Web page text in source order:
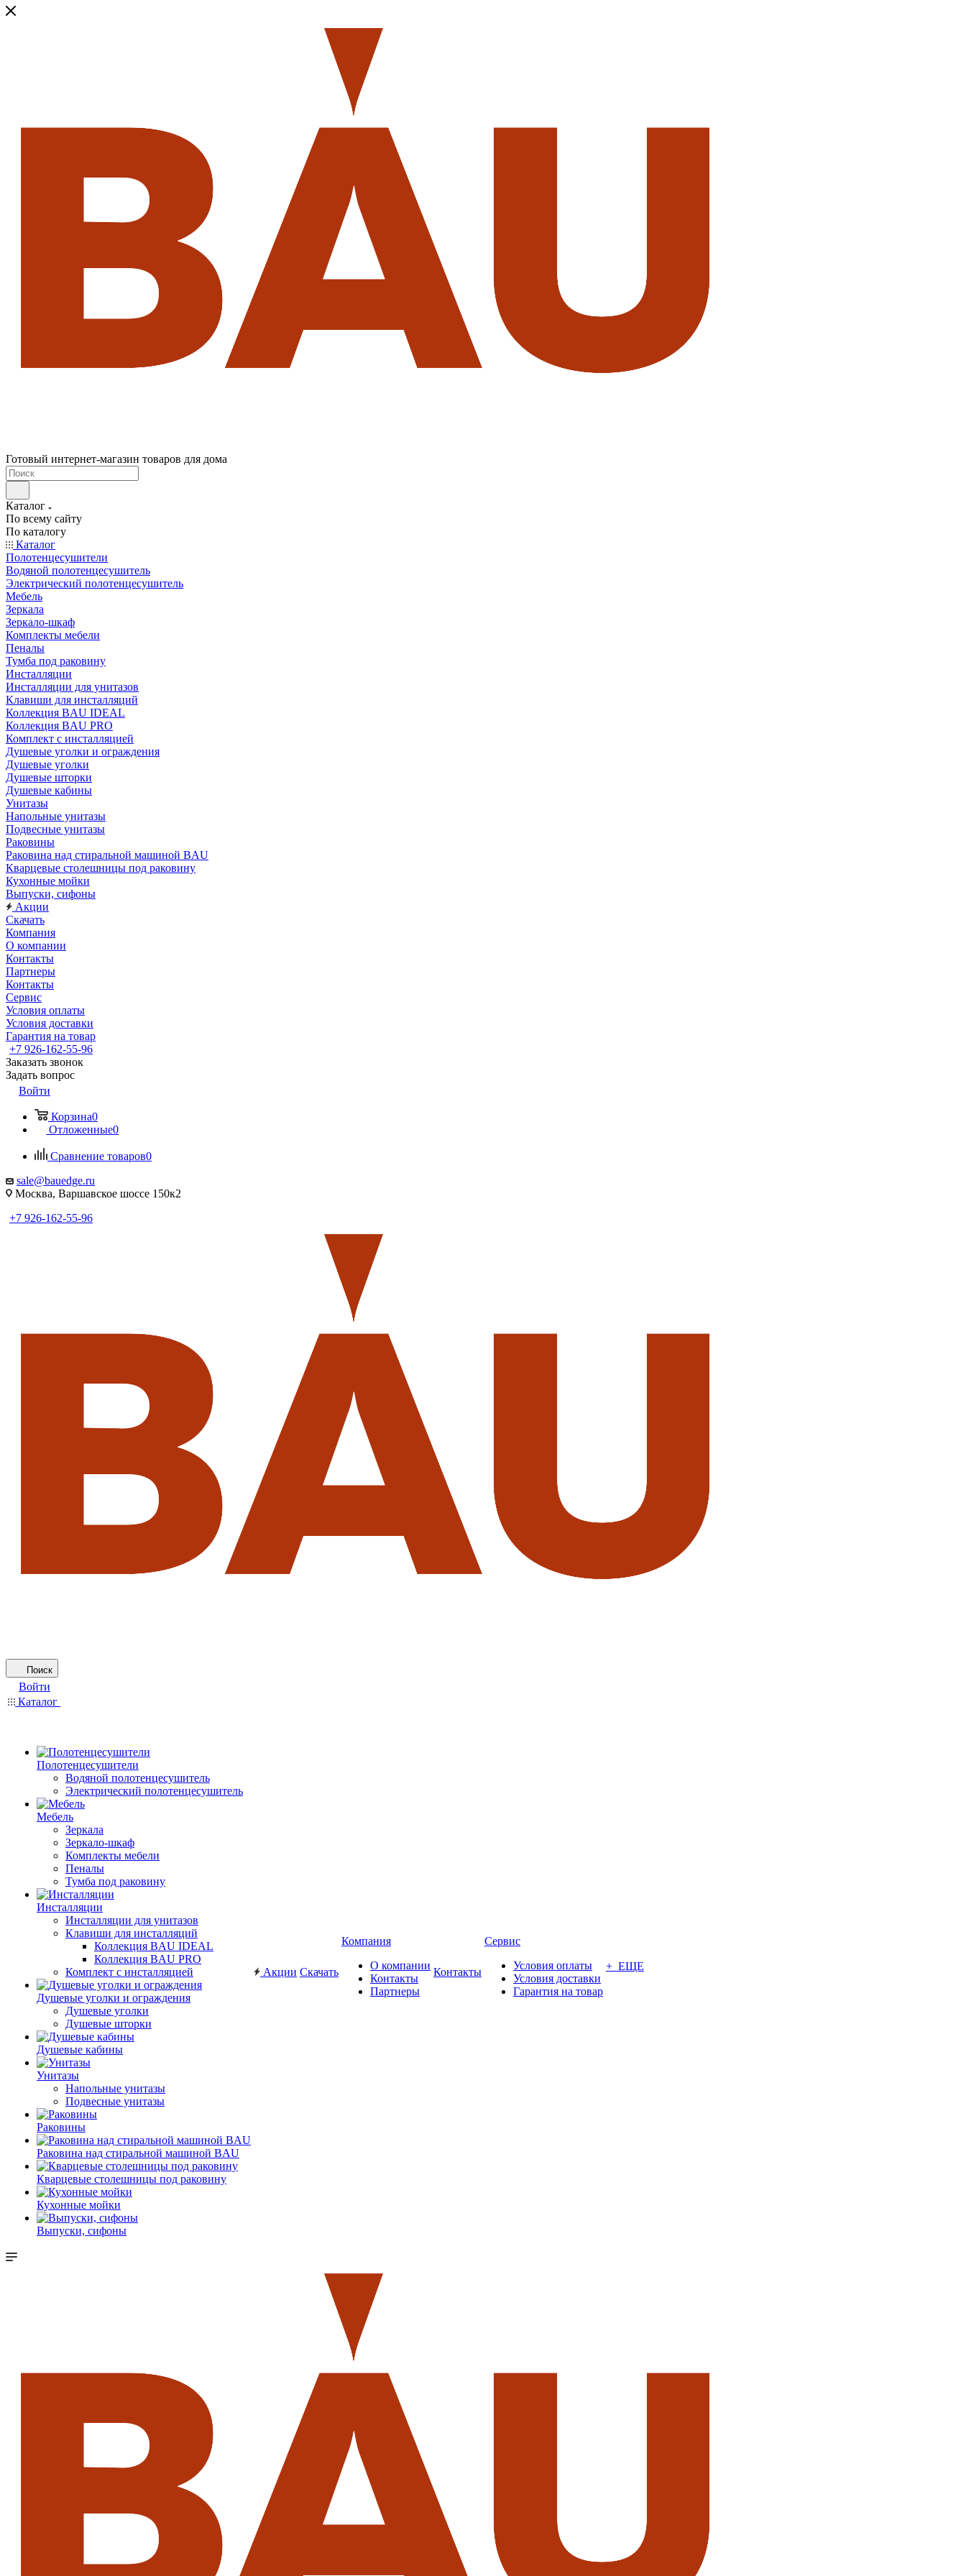
Готовый интернет-магазин товаров для дома
Каталог
По всему сайту
По каталогу
Каталог
Полотенцесушители
Водяной полотенцесушитель
Электрический полотенцесушитель
Мебель
Зеркала
Зеркало-шкаф
Комплекты мебели
Пеналы
Тумба под раковину
Инсталляции
Инсталляции для унитазов
Клавиши для инсталляций
Коллекция BAU IDEAL
Коллекция BAU PRO
Комплект с инсталляцией
Душевые уголки и ограждения
Душевые уголки
Душевые шторки
Душевые кабины
Унитазы
Напольные унитазы
Подвесные унитазы
Раковины
Раковина над стиральной машиной BAU
Кварцевые столешницы под раковину
Кухонные мойки
Выпуски, сифоны
Акции
Скачать
Компания
О компании
Контакты
Партнеры
Контакты
Сервис
Условия оплаты
Условия доставки
Гарантия на товар
+7 926-162-55-96
Заказать звонок
Задать вопрос
Войти
Корзина0
Отложенные0
Сравнение товаров0
sale@bauedge.ru
Москва, Варшавское шоссе 150к2
+7 926-162-55-96
Поиск
Войти
Каталог
Полотенцесушители
Водяной полотенцесушитель
Электрический полотенцесушитель
Мебель
Зеркала
Зеркало-шкаф
Комплекты мебели
Пеналы
Тумба под раковину
Инсталляции
Инсталляции для унитазов
Клавиши для инсталляций
Коллекция BAU IDEAL
Коллекция BAU PRO
Комплект с инсталляцией
Душевые уголки и ограждения
Душевые уголки
Душевые шторки
Душевые кабины
Унитазы
Напольные унитазы
Подвесные унитазы
Раковины
Раковина над стиральной машиной BAU
Кварцевые столешницы под раковину
Кухонные мойки
Выпуски, сифоны
Акции Скачать
Компания
О компании
Контакты
Партнеры
Контакты
Сервис
Условия оплаты
Условия доставки
Гарантия на товар
+ ЕЩЕ